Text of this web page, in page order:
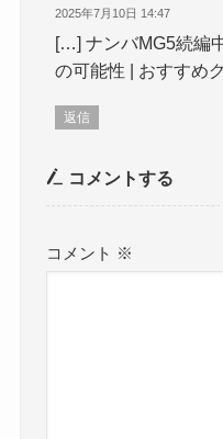
2025年7月10日 14:47
[…] ナンバMG5続編
の可能性 | おすすめ
返信
コメントする
コメント ※